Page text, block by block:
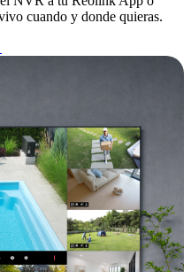
cuando y donde quieras.